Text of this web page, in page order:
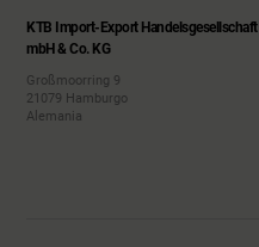
KTB Import-Export Handelsgesellschaft
mbH & Co. KG
Großmoorring 9
21079 Hamburgo
Alemania